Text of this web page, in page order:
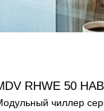
RHWE 50 HAB
чиллер